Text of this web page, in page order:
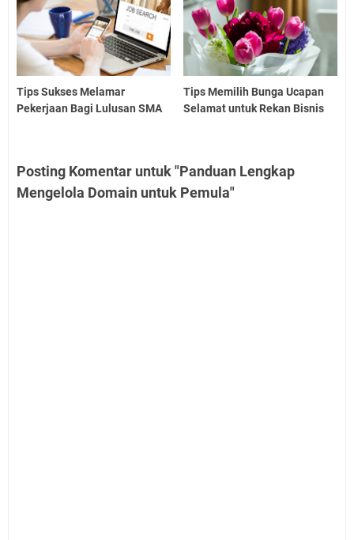
Tips Sukses Melamar
Pekerjaan Bagi Lulusan SMA
Tips Memilih Bunga Ucapan
Selamat untuk Rekan Bisnis
Posting Komentar untuk "Panduan Lengkap
Mengelola Domain untuk Pemula"